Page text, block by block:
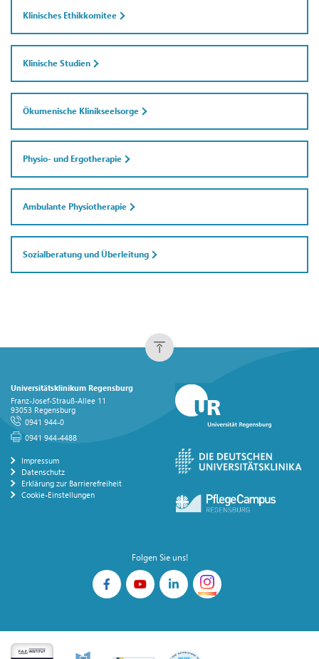
Klinisches Ethikkomitee
Klinische Studien
Ökumenische Klinikseelsorge
Physio- und Ergotherapie
Ambulante Physiotherapie
Sozialberatung und Überleitung
Universitätsklinikum Regensburg
Franz-Josef-Strauß-Allee 11
93053 Regensburg
0941 944-0
0941 944-4488
Impressum
Datenschutz
Erklärung zur Barrierefreiheit
Cookie-Einstellungen
Folgen Sie uns!